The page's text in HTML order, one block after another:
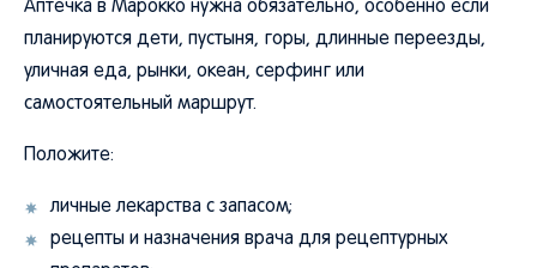
планируются дети, пустыня, горы, длинные переезды,
уличная еда, рынки, океан, серфинг или
самостоятельный маршрут.
рецепты и назначения врача для рецептурных
препаратов;